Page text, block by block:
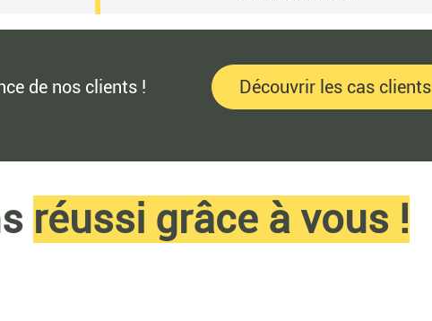
de nos clients ! Découvrir les cas clients
réussi grâce à vous !